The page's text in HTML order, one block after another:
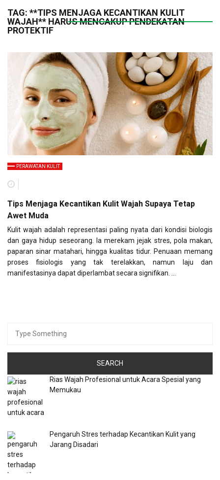
TAG: **TIPS MENJAGA KECANTIKAN KULIT
WAJAH** HARUS MENCAKUP PENDEKATAN
PROTEKTIF
PERAWATAN KULIT
Tips Menjaga Kecantikan Kulit Wajah Supaya Tetap
Awet Muda
Kulit wajah adalah representasi paling nyata dari kondisi biologis
dan gaya hidup seseorang. Ia merekam jejak stres, pola makan,
paparan sinar matahari, hingga kualitas tidur. Penuaan memang
proses fisiologis yang tak terelakkan, namun laju dan
manifestasinya dapat diperlambat secara signifikan. …
for:
Rias Wajah Profesional untuk Acara Spesial yang
Memukau
Pengaruh Stres terhadap Kecantikan Kulit yang
Jarang Disadari